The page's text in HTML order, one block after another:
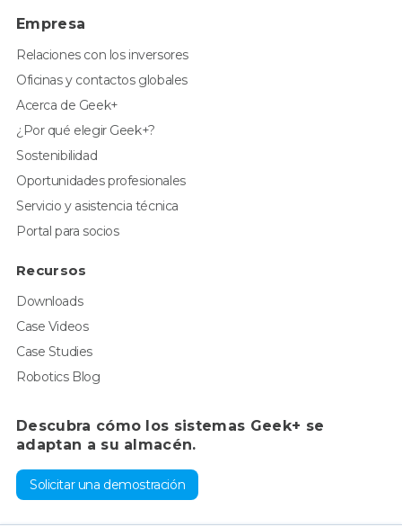
Empresa
Relaciones con los inversores
Oficinas y contactos globales
Acerca de Geek+
¿Por qué elegir Geek+?
Sostenibilidad
Oportunidades profesionales
Servicio y asistencia técnica
Portal para socios
Recursos
Downloads
Case Videos
Case Studies
Robotics Blog
Descubra cómo los sistemas Geek+ se
adaptan a su almacén.
Solicitar una demostración